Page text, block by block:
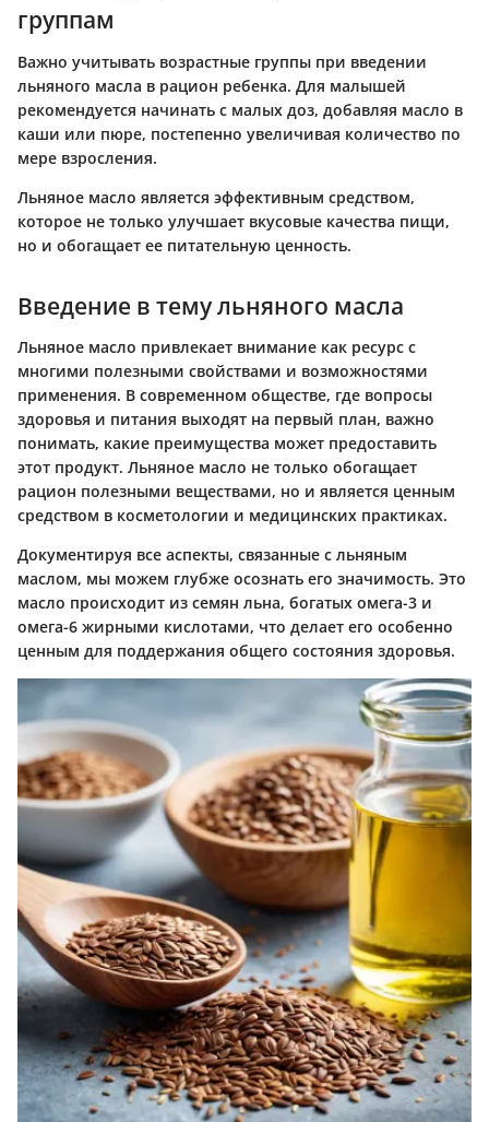
группам
Важно учитывать возрастные группы при введении
льняного масла в рацион ребенка. Для малышей
рекомендуется начинать с малых доз, добавляя масло в
каши или пюре, постепенно увеличивая количество по
мере взросления.
Льняное масло является эффективным средством,
которое не только улучшает вкусовые качества пищи,
но и обогащает ее питательную ценность.
Введение в тему льняного масла
Льняное масло привлекает внимание как ресурс с
многими полезными свойствами и возможностями
применения. В современном обществе, где вопросы
здоровья и питания выходят на первый план, важно
понимать, какие преимущества может предоставить
этот продукт. Льняное масло не только обогащает
рацион полезными веществами, но и является ценным
средством в косметологии и медицинских практиках.
Документируя все аспекты, связанные с льняным
маслом, мы можем глубже осознать его значимость. Это
масло происходит из семян льна, богатых омега-3 и
омега-6 жирными кислотами, что делает его особенно
ценным для поддержания общего состояния здоровья.